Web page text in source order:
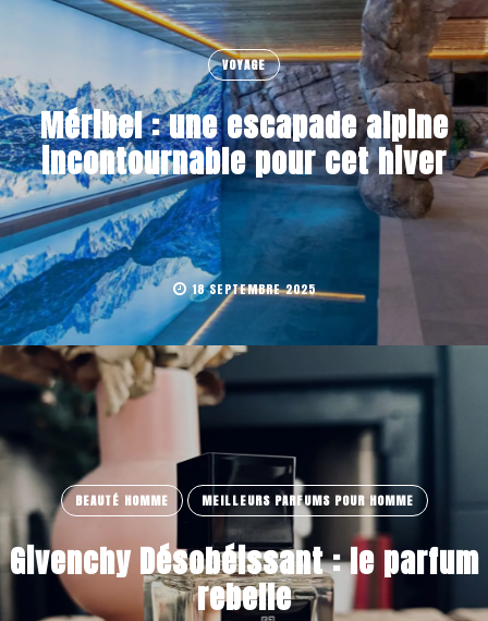
VOYAGE
Méribel : une escapade alpine
incontournable pour cet hiver
18 SEPTEMBRE 2025
BEAUTÉ HOMME MEILLEURS PARFUMS POUR HOMME
Givenchy Désobéissant : le parfum
rebelle